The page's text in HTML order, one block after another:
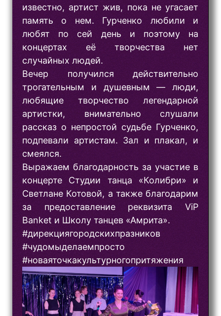
известно, артист жив, пока не угасает
память о нем. Гурченко любили и
любят по сей день и поэтому на
концертах её творчества нет
случайных людей.
Вечер получился действительно
трогательным и душевным — люди,
любящие творчество легендарной
артистки, внимательно слушали
рассказ о непростой судьбе Гурченко,
подпевали артистам. Зал и плакал, и
смеялся.
Выражаем благодарность за участие в
концерте Студии танца «Колибри» и
Светлане Котовой, а также благодарим
за предоставление реквизита ViP
Banket и Школу танцев «Амрита».
#дирекциягородскихпразников
#чудомыделаемпросто
#новаяточкакультурногопритяжения